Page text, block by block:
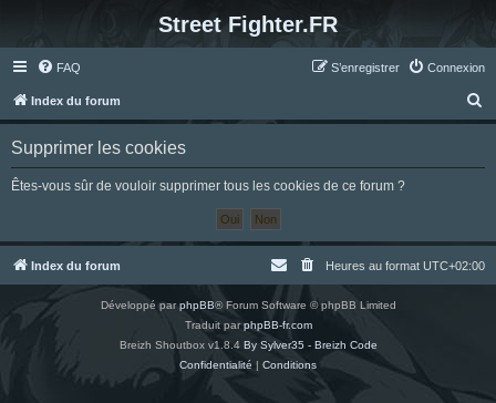
Street Fighter.FR
FAQ Connexion
S’enregistrer
Index du forum
e
h
Supprimer les cookies
Êtes-vous sûr de vouloir supprimer tous les cookies de ce forum ?
Index du forum Heures au format UTC+02:00
Développé parphpBB® Forum Software © phpBB Limited
Traduit parphpBB-fr.com
Breizh Shoutbox v1.8.4 By Sylver35 - Breizh Code
Confidentialité | Conditions